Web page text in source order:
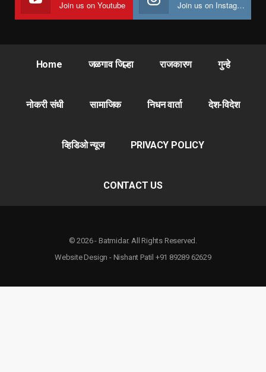
Join us on Youtube Join us on Instagram
Home जळगाव जिल्हा राजकारण गुन्हे
नोकरी संधी सामाजिक निधन वार्ता देश-विदेश
व्हिडिओ न्यूज PRIVACY POLICY
CONTACT US
© 2026 - Batmidar. All Rights Reserved.
Website Design - Nishant Patil +91 89289 62629